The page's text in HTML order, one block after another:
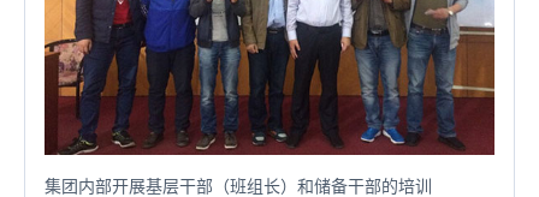
集团内部开展基层干部（班组长）和储备干部的培训